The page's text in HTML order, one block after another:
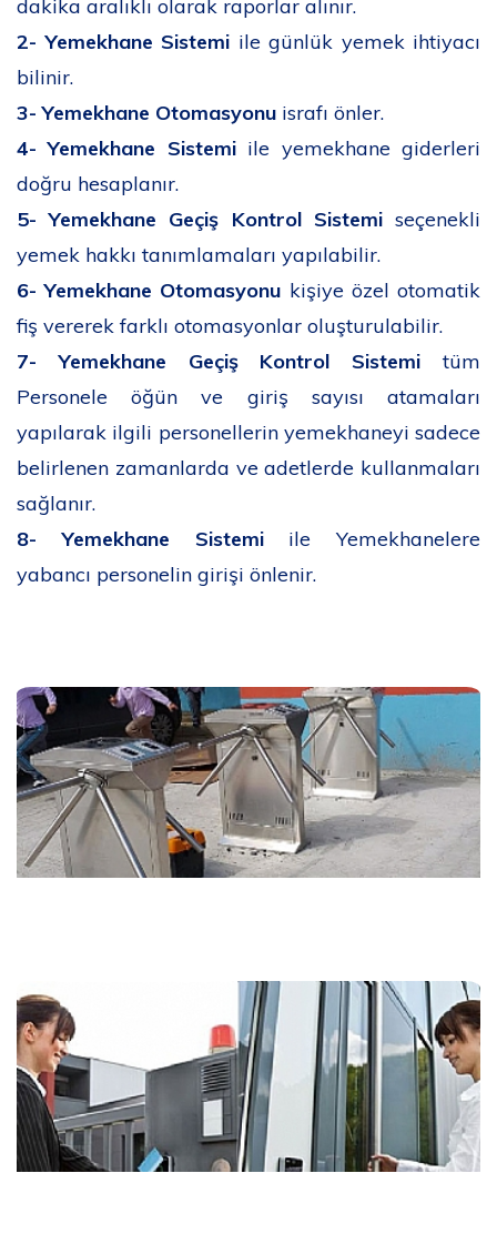
dakika aralıklı olarak raporlar alınır.
2- Yemekhane Sistemi ile günlük yemek ihtiyacı
bilinir.
3- Yemekhane Otomasyonu israfı önler.
4- Yemekhane Sistemiile yemekhane giderleri
doğru hesaplanır.
5- Yemekhane Geçiş Kontrol Sistemiseçenekli
yemek hakkı tanımlamaları yapılabilir.
6- Yemekhane Otomasyonu kişiye özel otomatik
fiş vererek farklı otomasyonlar oluşturulabilir.
7-
Yemekhane Geçiş Kontrol Sistemi tüm
Personele öğün ve giriş sayısı atamaları
yapılarak ilgili personellerin yemekhaneyi sadece
belirlenen zamanlarda ve adetlerde kullanmaları
sağlanır.
8-
Yemekhane Sistemiile Yemekhanelere
yabancı personelin girişi önlenir.